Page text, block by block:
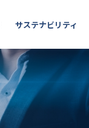
サステナビリティ